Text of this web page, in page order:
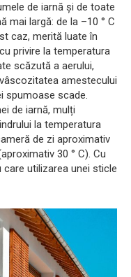
de iarnă și de toate
mai largă: de la –10 ° С
caz, merită luate în
privire la temperatura
scăzută a aerului,
amestecului
spumoase scade.
de iarnă, mulți
la temperatura
de zi aproximativ
30 ° C). Cu
utilizarea unei sticle